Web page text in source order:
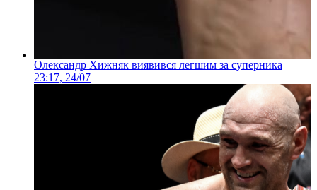
Олександр Хижняк виявився легшим за суперника
23:17, 24/07